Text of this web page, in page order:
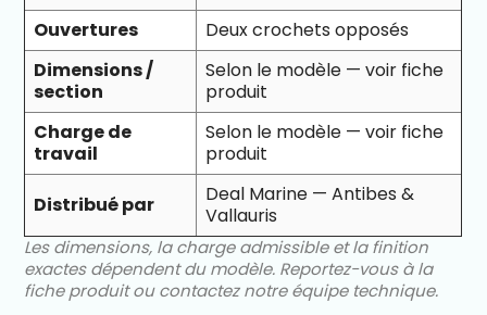
Ouvertures
Deux crochets opposés
Dimensions /
section
Selon le modèle — voir fiche
produit
Charge de
travail
Selon le modèle — voir fiche
produit
Distribué par
Deal Marine — Antibes &
Vallauris
Les dimensions, la charge admissible et la finition
exactes dépendent du modèle. Reportez-vous à la
fiche produit ou contactez notre équipe technique.